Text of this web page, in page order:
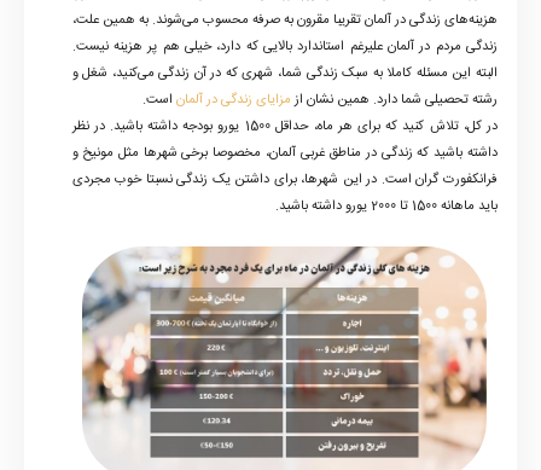
هزینه‌های زندگی در آلمان تقریبا مقرون به صرفه محسوب می‌شوند. به همین علت،
زندگی مردم در آلمان علیرغم استاندارد بالایی که دارد، خیلی هم پر هزینه نیست.
البته این مسئله کاملا به سبک زندگی شما، شهری که در آن زندگی می‌کنید، شغل و
رشته تحصیلی شما دارد. همین نشان ازمزایای زندگی در آلمان است.
در کل، تلاش کنید که برای هر ماه، حداقل 1500 یورو بودجه داشته باشید. در نظر
داشته باشید که زندگی در مناطق غربی آلمان، مخصوصا برخی شهرها مثل مونیخ و
فرانکفورت گران است. در این شهرها، برای داشتن یک زندگی نسبتا خوب مجردی
باید ماهانه 1500 تا 2000 یورو داشته باشید.